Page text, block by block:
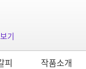
기
피 작품소개